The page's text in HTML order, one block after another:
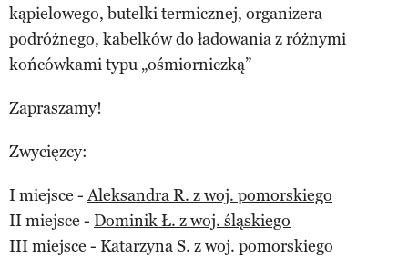
kąpielowego, butelki termicznej, organizera
podróżnego, kabelków do ładowania z różnymi
końcówkami typu „ośmiorniczką”
Zapraszamy!
Zwycięzcy:
I miejsce -Aleksandra R. z woj. pomorskiego
II miejsce - Dominik Ł. z woj. śląskiego
III miejsce - Katarzyna S. z woj. pomorskiego